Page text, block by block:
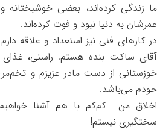
ما زندگی کرده‌اند، بعضی خوشبختانه
عمرشان به دنیا نبود و فوت کرده‌اند.
در کارهای فنی نیز استعداد و علاقه
آقای ساکت بنده هستم. راستی،
خوزستانی از دست مادر عزیزم و
خودم می‌باشد.
اخلاق من… کم‌کم با هم آشنا
سختگیری نیستم!